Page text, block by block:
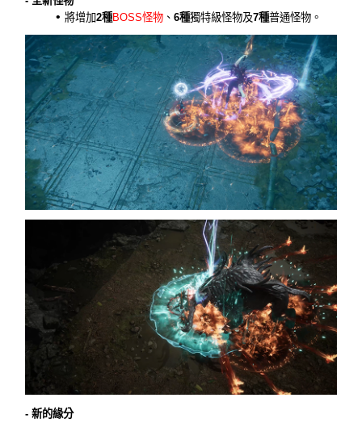
將增加2種BOSS怪物、 6種獨特級怪物及7種普通怪物。
- 新的緣分